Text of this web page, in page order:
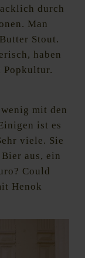
durch
Man
Stout.
haben
Popkultur.
mit den
ist es
viele. Sie
aus, ein
Could
Henok